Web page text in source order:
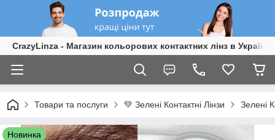
CrazyLinza - Магазин кольорових контактних лінз в Україні
Товари та послуги 💚 Зелені Контактні Лінзи Зелені
Новинка